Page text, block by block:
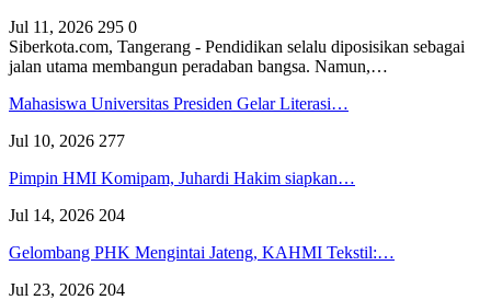
Jul 11, 2026 295 0
Siberkota.com, Tangerang - Pendidikan selalu diposisikan sebagai
jalan utama membangun peradaban bangsa. Namun,…
Mahasiswa Universitas Presiden Gelar Literasi…
Jul 10, 2026 277
Pimpin HMI Komipam, Juhardi Hakim siapkan…
Jul 14, 2026 204
Gelombang PHK Mengintai Jateng, KAHMI Tekstil:…
Jul 23, 2026 204